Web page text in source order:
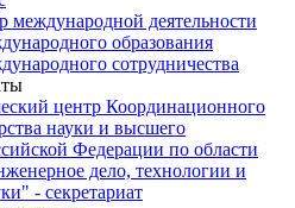
международной деятельности
образования
сотрудничества
центр Координационного
науки и высшего
Федерации по области
дело, технологии и
- секретариат